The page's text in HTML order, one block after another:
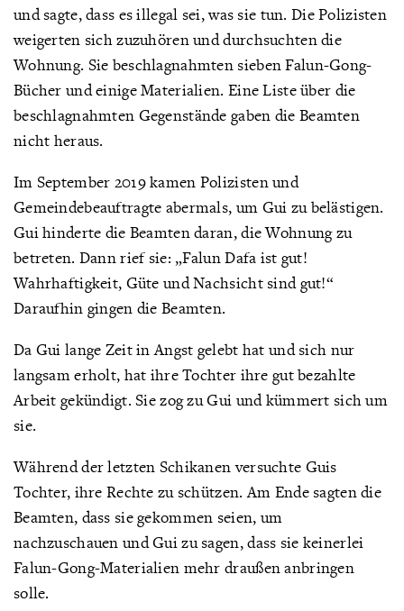
und sagte, dass es illegal sei, was sie tun. Die Polizisten
weigerten sich zuzuhören und durchsuchten die
Wohnung. Sie beschlagnahmten sieben Falun-Gong-
Bücher und einige Materialien. Eine Liste über die
beschlagnahmten Gegenstände gaben die Beamten
nicht heraus.
Im September 2019 kamen Polizisten und
Gemeindebeauftragte abermals, um Gui zu belästigen.
Gui hinderte die Beamten daran, die Wohnung zu
betreten. Dann rief sie: „Falun Dafa ist gut!
Wahrhaftigkeit, Güte und Nachsicht sind gut!“
Daraufhin gingen die Beamten.
Da Gui lange Zeit in Angst gelebt hat und sich nur
langsam erholt, hat ihre Tochter ihre gut bezahlte
Arbeit gekündigt. Sie zog zu Gui und kümmert sich um
sie.
Während der letzten Schikanen versuchte Guis
Tochter, ihre Rechte zu schützen. Am Ende sagten die
Beamten, dass sie gekommen seien, um
nachzuschauen und Gui zu sagen, dass sie keinerlei
Falun-Gong-Materialien mehr draußen anbringen
solle.